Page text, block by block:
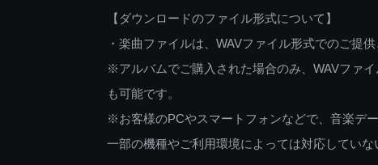
【ダウンロードのファイル形式について】
・楽曲ファイルは、WAVファイル形式でのご提供
※アルバムでご購入された場合のみ、WAVファ
も可能です。
※お客様のPCやスマートフォンなどで、音楽デ
一部の機種やご利用環境によっては対応していな